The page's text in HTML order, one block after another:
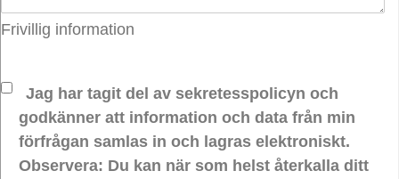
Frivillig information
Jag har tagit del av sekretesspolicyn och
godkänner att information och data från min
förfrågan samlas in och lagras elektroniskt.
Observera: Du kan när som helst återkalla ditt